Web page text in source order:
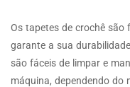
Os tapetes de crochê são
garante a sua
são fáceis de limpar e
máquina, dependendo